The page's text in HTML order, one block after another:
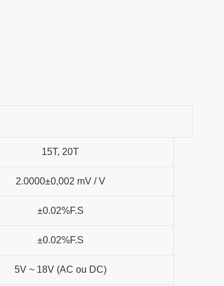
15T, 20T
2.0000±0,002 mV / V
±0.02%F.S
±0.02%F.S
5V ~ 18V (AC ou DC)